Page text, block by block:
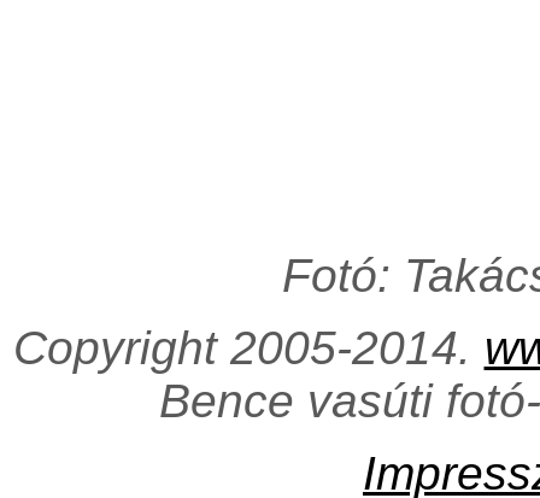
Fotó:
Copyright 2005-2014.
Bence vasúti